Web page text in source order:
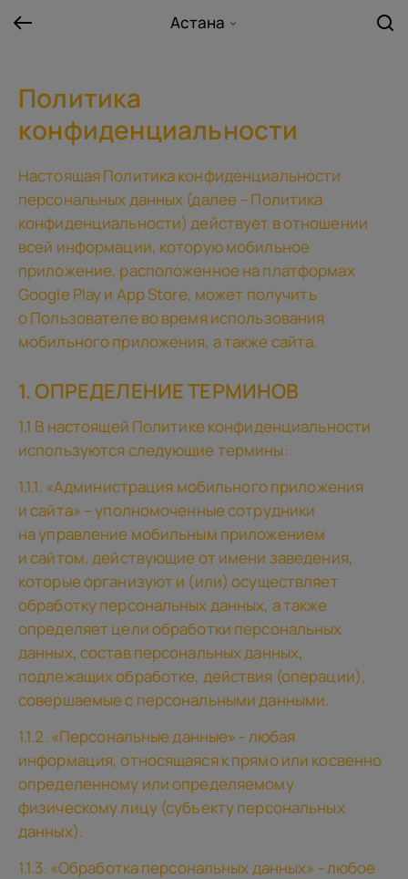
Астана
Политика
конфиденциальности
Настоящая Политика конфиденциальности
персональных данных (далее – Политика
конфиденциальности) действует в отношении
всей информации, которую мобильное
приложение, расположенное на платформах
Google Play и App Store, может получить
о Пользователе во время использования
мобильного приложения, а также сайта.
1. ОПРЕДЕЛЕНИЕ ТЕРМИНОВ
1.1 В настоящей Политике конфиденциальности
используются следующие термины:
1.1.1. «Администрация мобильного приложения
и сайта» – уполномоченные сотрудники
на управление мобильным приложением
и сайтом, действующие от имени заведения,
которые организуют и (или) осуществляет
обработку персональных данных, а также
определяет цели обработки персональных
данных, состав персональных данных,
подлежащих обработке, действия (операции),
совершаемые с персональными данными.
1.1.2. «Персональные данные» - любая
информация, относящаяся к прямо или косвенно
определенному или определяемому
физическому лицу (субъекту персональных
данных).
1.1.3. «Обработка персональных данных» - любое